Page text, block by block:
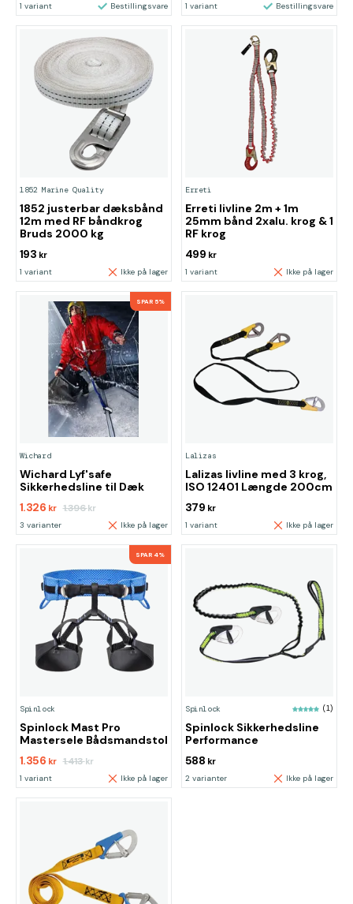
1 variant Bestillingsvare 1 variant Bestillingsvare
1852 Marine Quality
1852 justerbar dæksbånd
12m med RF båndkrog
Bruds 2000 kg
193 kr
1 variant Ikke på lager
Erreti
Erreti livline 2m + 1m
25mm bånd 2xalu. krog & 1
RF krog
499 kr
1 variant Ikke på lager
SPAR 5%
Wichard
Wichard Lyf'safe
Sikkerhedsline til Dæk
1.326 kr 1.396kr
3 varianter Ikke på lager
Lalizas
Lalizas livline med 3 krog,
ISO 12401 Længde 200cm
379 kr
1 variant Ikke på lager
SPAR 4%
Spinlock
Spinlock Mast Pro
Mastersele Bådsmandstol
1.356 kr 1.413kr
1 variant Ikke på lager
Spinlock (1)
Spinlock Sikkerhedsline
Performance
588 kr
2 varianter Ikke på lager